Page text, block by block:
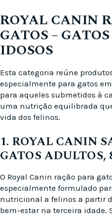
ROYAL CANIN
GATOS –
IDOSOS
Esta categoria reúne
especialmente para gatos
para aqueles submetidos à
uma nutrição equilibrada
vida dos felinos.
1. ROYAL CANIN
GATOS ADULTOS,
O Royal Canin ração para
especialmente formulado
nutricional a felinos a partir
bem-estar na terceira idade.